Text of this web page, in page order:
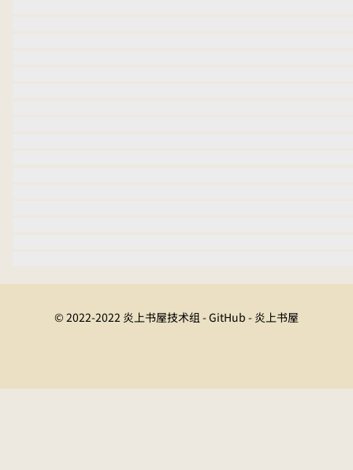
© 2022-2022 炎上书屋技术组 - GitHub - 炎上书屋